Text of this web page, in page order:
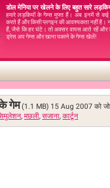
डोल मेनिया पर खेलने के लिए बहुत सारे
हमारे लड़कियों के गेम्स मुफ्त हैं। अब इनमें से कई
करते हैं और किसी प्लगइन की आवश्यकता नहीं है।
हैं, जैसे कि हर घंटे। तो अक्सर वापस आते रहें और
ड्रेस अप गेम्स और खाना पकाने के गेम्स खेलें!
गेम (1.1 MB) 15 Aug 2007 को
, मछली, सजाना, कार्टून